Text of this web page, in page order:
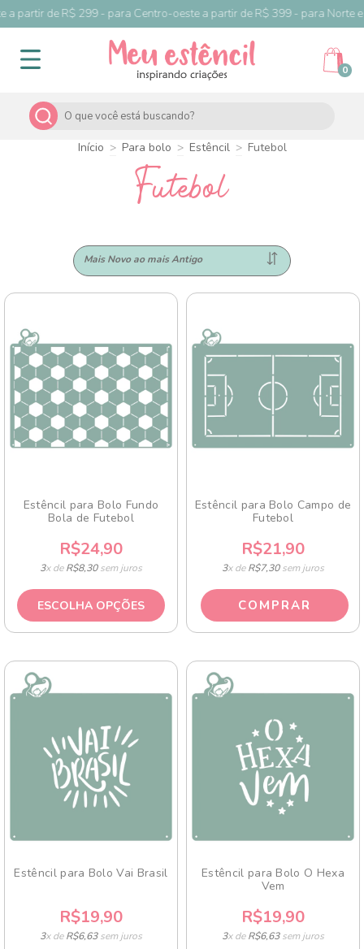
de R$ 299 - para Centro-oeste a partir de R$ 399 - para Norte e
0
Início > Para bolo > Estêncil > Futebol
Futebol
Estêncil para Bolo Fundo
Bola de Futebol
R$24,90
3x deR$8,30sem juros
ESCOLHA OPÇÕES
Estêncil para Bolo Campo de
Futebol
R$21,90
3x deR$7,30sem juros
Estêncil para Bolo Vai Brasil
R$19,90
3x deR$6,63sem juros
Estêncil para Bolo O Hexa
Vem
R$19,90
3x deR$6,63sem juros